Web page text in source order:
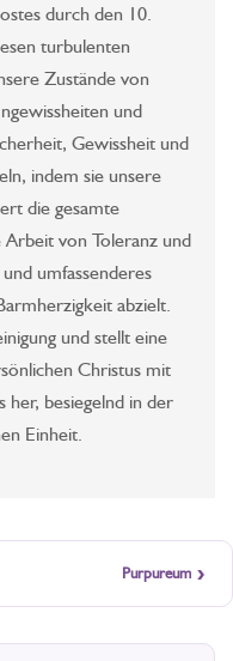
durch den 10.
turbulenten
Zustände von
und
Gewissheit und
indem sie unsere
die gesamte
von Toleranz und
umfassenderes
abzielt.
und stellt eine
Christus mit
her, besiegelnd in der
Einheit.
Purpureum ›